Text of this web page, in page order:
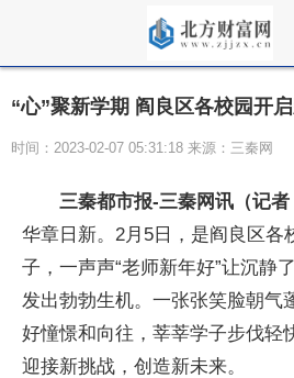
“心”聚新学期 阎良区各校园开
时间：2023-02-07 05:31:18 来源：三秦网
三秦都市报-三秦网讯（记者
华章日新。2月5日，是阎良区各
子，一声声“老师新年好”让沉静
发出勃勃生机。一张张笑脸朝气
好憧憬和向往，莘莘学子步伐轻
迎接新挑战，创造新未来。